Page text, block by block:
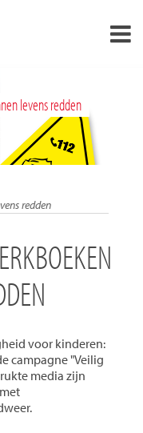
levens redden
redden
voor kinderen:
campagne "Veilig
media zijn